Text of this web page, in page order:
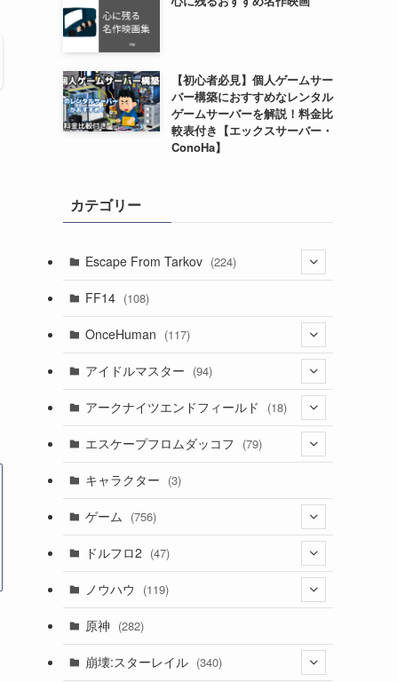
【初心者必見】個人ゲームサー
バー構築におすすめなレンタル
ゲームサーバーを解説！料金比
較表付き【エックスサーバー・
ConoHa】
カテゴリー
Escape From Tarkov (224)
(16)
(11)
(2)
(11)
(13)
(8)
FF14 (108)
OnceHuman (117)
(20)
(1)
(3)
アイドルマスター (94)
(71)
(17)
(4)
アークナイツエンドフィールド (18)
(14)
(1)
エスケープフロムダッコフ (79)
(62)
キャラクター (3)
ゲーム (756)
(4)
(11)
ドルフロ2 (47)
(3)
(1)
(42)
ノウハウ (119)
(14)
(4)
原神 (282)
崩壊:スターレイル (340)